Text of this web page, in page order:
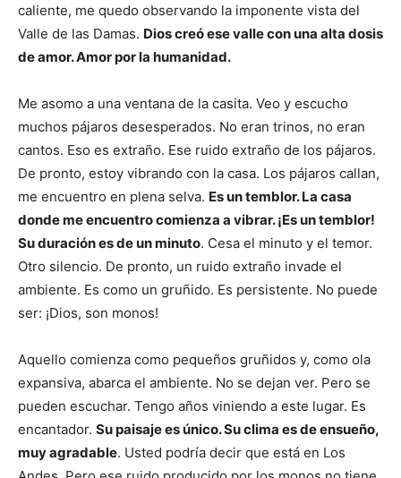
caliente, me quedo observando la imponente vista del
Valle de las Damas. Dios creó ese valle con una alta dosis
de amor. Amor por la humanidad.
Me asomo a una ventana de la casita. Veo y escucho
muchos pájaros desesperados. No eran trinos, no eran
cantos. Eso es extraño. Ese ruido extraño de los pájaros.
De pronto, estoy vibrando con la casa. Los pájaros callan,
me encuentro en plena selva. Es un temblor. La casa
donde me encuentro comienza a vibrar. ¡Es un temblor!
Su duración es de un minuto. Cesa el minuto y el temor.
Otro silencio. De pronto, un ruido extraño invade el
ambiente. Es como un gruñido. Es persistente. No puede
ser: ¡Dios, son monos!
Aquello comienza como pequeños gruñidos y, como ola
expansiva, abarca el ambiente. No se dejan ver. Pero se
pueden escuchar. Tengo años viniendo a este lugar. Es
encantador. Su paisaje es único. Su clima es de ensueño,
muy agradable. Usted podría decir que está en Los